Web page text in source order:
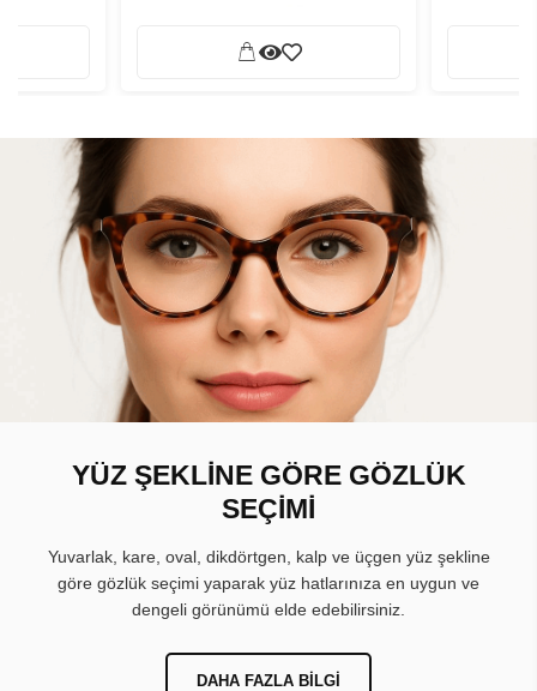
YÜZ ŞEKLİNE GÖRE GÖZLÜK
SEÇİMİ
Yuvarlak, kare, oval, dikdörtgen, kalp ve üçgen yüz şekline
göre gözlük seçimi yaparak yüz hatlarınıza en uygun ve
dengeli görünümü elde edebilirsiniz.
DAHA FAZLA BILGI